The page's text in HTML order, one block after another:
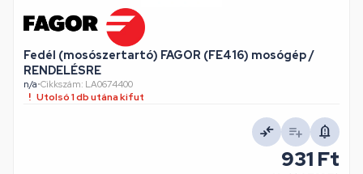
Fedél (mosószertartó) FAGOR (FE416) mosógép /
RENDELÉSRE
n/a•Cikkszám: LA0674400
Utolsó 1 db utána kifut
931 Ft